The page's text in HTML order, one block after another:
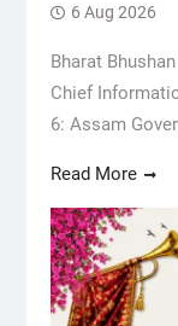
6 Aug 2026
Bharat
Chief
6: Assam
Read More